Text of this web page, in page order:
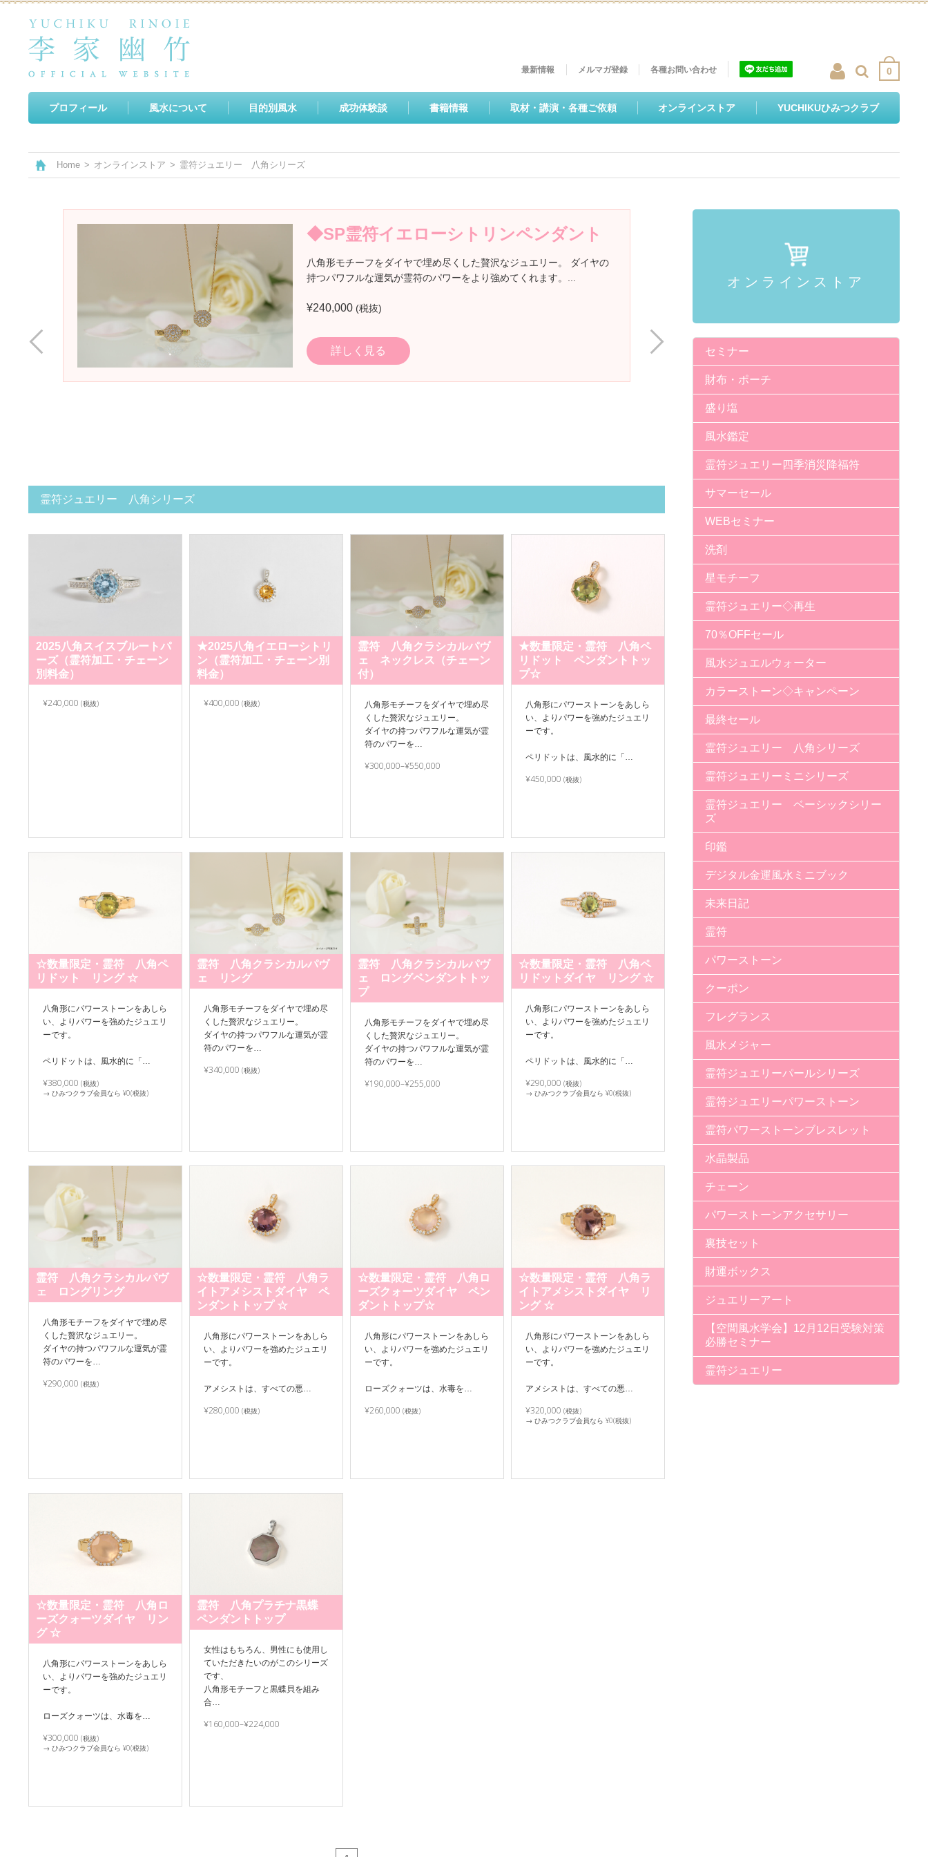
0
プロフィール 風水について 目的別風水 成功体験談 書籍情報 取材・講演・各種ご依頼 オンラインストア YUCHIKUひみつクラブ
最新情報 メルマガ登録 各種お問い合わせ
Home > オンラインストア > 霊符ジュエリー 八角シリーズ
◆SP霊符イエローシトリンペンダント
八角形モチーフをダイヤで埋め尽くした贅沢なジュエリー。 ダイヤの
持つパワフルな運気が霊符のパワーをより強めてくれます。...
¥240,000 (税抜)
詳しく見る
◆SP霊符アメジストペンダント
八角形モチーフをダイヤで埋め尽くした贅沢なジュエリー。 ダイヤの
持つパワフルな運気が霊符のパワーをより強めてくれます。...
¥450,000 (税抜)
詳しく見る
◆SP霊符アメジストリング
八角形モチーフをダイヤで埋め尽くした贅沢なジュエリー。 ダイヤの
持つパワフルな運気が霊符のパワーをより強めてくれます。...
¥480,000 (税抜)
詳しく見る
◆SP霊符八角ダイヤモンドリング
八角形モチーフをダイヤで埋め尽くした贅沢なジュエリー。 ダイヤの
持つパワフルな運気が霊符のパワーをより強めてくれます。...
¥490,000 (税抜)
詳しく見る
◆SP霊符八角ダイヤモンドペンダント
トップ
八角形モチーフをダイヤで埋め尽くした贅沢なジュエリー。 ダイヤの
◆霊符 八角ペリドットペンダントトッ
プ
八角形モチーフをダイヤで埋め尽くした贅沢なジュエリー。 ダイヤの
◆霊符 八角クラシカルパヴェ リン
グ
八角形モチーフをダイヤで埋め尽くした贅沢なジュエリー。 ダイヤの
保護中: ◆霊符 八角クラシカルパヴ
ェ ネックレス（チェーン付）
八角形モチーフをダイヤで埋め尽くした贅沢なジュエリー。 ダイヤの
風水重曹洗剤【ボトル1本＋レフィル10
本】
風水重曹洗剤【ボトル＋レフィルセッ
ト】（4セット）
風水重曹洗剤【ボトル＋レフィルセッ
ト】
風水重曹洗剤【単品ボトル】
¥2,600(税抜)
詳しく見る
李家幽竹オリジナル魯班尺 革カバー付
き
李家幽竹オリジナル魯班尺(風水メジャ
ー)
盛り塩(12個セット)
¥2,500(税抜)
詳しく見る
★2025八角イエローシトリン（霊符加
工・チェーン別料金）
2025八角スイスブルートパーズ（霊符加
工・チェーン別料金）
未来日記 Happy Future Diary 2025
¥5,800(税抜)
詳しく見る
2025八角モチーフ金運ミニ財布兼カード
ケース
2025八角モチーフ金運二つ折り財布
¥31,000(税抜)
詳しく見る
2025八角モチーフ金運長財布
¥32,000(税抜)
詳しく見る
2025八角モチーフ金運長財布＆ミニ財布
兼カードケースセット
男女兼用◇金運ミニ財布兼カードケース
2025
男女兼用◇金運長財布2025
¥25,000(税抜)
詳しく見る
男女兼用◇金運長財布2025 ＆ミニ財布兼
カードケース2025セット
【初登場！】2025金運招来！大富貴符カ
ード
2025金運招来！富貴符カード
¥10,728(税抜)
詳しく見る
四季消災降福符【秋】オーバルペンダン
トトップ（チェーン別売）
人気商品の四季消災符をいつも身に着けられるジュエリーにいたしまし
し、重ねて付けられるようにいたしております。 その季節、自分に降
どのようなことをしても避ける...
四季消災降福符【秋】オーバルブレスレ
ット
人気商品の四季消災符をいつも身に着けられるジュエリーにいたしまし
し、重ねて付けられるようにいたしております。 その季節、自分に降
どのようなことをしても避ける...
☆数量限定・霊符 八角ローズクォーツ
ダイヤ リング ☆
八角形にパワーストーンをあしらい、よりパワーを強めたジュエリーで
てくれるパワーと共に、女性を思い描く幸せへと導いてくれる運気が強
¥300,000
(税抜)
☆数量限定・霊符 八角ライトアメシス
トダイヤ リング ☆
八角形にパワーストーンをあしらい、よりパワーを強めたジュエリーで
さらに願いを現実にして叶える力が強くあります。...
¥320,000
(税抜)
→ ひみつクラブ会員なら ¥0(税抜)
☆数量限定・霊符 八角ライトアメシス
トダイヤ ペンダントトップ ☆
八角形にパワーストーンをあしらい、よりパワーを強めたジュエリーで
さらに願いを現実にして叶える力が強くあります。...
¥280,000 (税抜)
☆数量限定・霊符 八角ペリドットダイ
ヤ リング ☆
八角形にパワーストーンをあしらい、よりパワーを強めたジュエリーで
リドットの光の運気が、持つ人を希望へとつながる光の道に導いてくれ
り、人間関係や恋愛運、チャン...
☆数量限定・霊符 八角ペリドット リ
ング ☆
八角形にパワーストーンをあしらい、よりパワーを強めたジュエリーで
リドットの光の運気が、持つ人を希望へとつながる光の道に導いてくれ
り、人間関係や恋愛運、チャンスや...
★数量限定・霊符 八角ペリドット ペ
ンダントトップ☆
八角形にパワーストーンをあしらい、よりパワーを強めたジュエリーで
リドットの光の運気が、持つ人を希望へとつながる光の道に導いてくれ
り、人間関係や恋愛運、チャンスや...
☆数量限定・霊符 八角ローズクォーツ
ダイヤ ペンダントトップ☆
八角形にパワーストーンをあしらい、よりパワーを強めたジュエリーで
てくれるパワーと共に、女性を思い描く幸せへと導いてくれる運気が強
¥260,000 (税抜)
霊符 八角クラシカルパヴェ リング
八角形モチーフをダイヤで埋め尽くした贅沢なジュエリー。 ダイヤの
持つパワフルな運気が霊符のパワーをより強めてくれます。 ...
¥340,000 (税抜)
詳しく見る
霊符 八角プラチナ黒蝶 ペンダントト
ップ
女性はもちろん、男性にも使用していただきたいのがこのシリーズで
と、願いを具現化するパワーが強まります。 ...
¥160,000–¥224,000
霊符 八角クラシカルパヴェ ロングペ
ンダントトップ
八角形モチーフをダイヤで埋め尽くした贅沢なジュエリー。 ダイヤの
霊符 八角クラシカルパヴェ ネックレ
ス（チェーン付）
八角形モチーフをダイヤで埋め尽くした贅沢なジュエリー。 ダイヤの
霊符 八角クラシカルパヴェ ロングリ
ング
八角形モチーフをダイヤで埋め尽くした贅沢なジュエリー。 ダイヤの
パワーストーン印鑑 八角白水晶
¥71,000–¥78,000
詳しく見る
霊符ジュエリー 八角シリーズ
2025八角スイスブルートパ
ーズ（霊符加工・チェーン
別料金）
¥240,000 (税抜)
★2025八角イエローシトリ
ン（霊符加工・チェーン別
料金）
¥400,000 (税抜)
霊符 八角クラシカルパヴ
ェ ネックレス（チェーン
付）
八角形モチーフをダイヤで埋め尽
くした贅沢なジュエリー。
ダイヤの持つパワフルな運気が霊
符のパワーを…
¥300,000–¥550,000
★数量限定・霊符 八角ペ
リドット ペンダントトッ
プ☆
八角形にパワーストーンをあしら
い、よりパワーを強めたジュエリ
ーです。
ペリドットは、風水的に「…
¥450,000 (税抜)
☆数量限定・霊符 八角ペ
リドット リング ☆
八角形にパワーストーンをあしら
い、よりパワーを強めたジュエリ
ーです。
ペリドットは、風水的に「…
¥380,000 (税抜)
→ ひみつクラブ会員なら ¥0(税抜)
霊符 八角クラシカルパヴ
ェ リング
八角形モチーフをダイヤで埋め尽
くした贅沢なジュエリー。
ダイヤの持つパワフルな運気が霊
符のパワーを…
¥340,000 (税抜)
霊符 八角クラシカルパヴ
ェ ロングペンダントトッ
プ
八角形モチーフをダイヤで埋め尽
くした贅沢なジュエリー。
ダイヤの持つパワフルな運気が霊
符のパワーを…
¥190,000–¥255,000
☆数量限定・霊符 八角ペ
リドットダイヤ リング ☆
八角形にパワーストーンをあしら
い、よりパワーを強めたジュエリ
ーです。
ペリドットは、風水的に「…
¥290,000 (税抜)
→ ひみつクラブ会員なら ¥0(税抜)
霊符 八角クラシカルパヴ
ェ ロングリング
八角形モチーフをダイヤで埋め尽
くした贅沢なジュエリー。
ダイヤの持つパワフルな運気が霊
符のパワーを…
¥290,000 (税抜)
☆数量限定・霊符 八角ラ
イトアメシストダイヤ ペ
ンダントトップ ☆
八角形にパワーストーンをあしら
い、よりパワーを強めたジュエリ
ーです。
アメシストは、すべての悪…
¥280,000 (税抜)
☆数量限定・霊符 八角ロ
ーズクォーツダイヤ ペン
ダントトップ☆
八角形にパワーストーンをあしら
い、よりパワーを強めたジュエリ
ーです。
ローズクォーツは、水毒を…
¥260,000 (税抜)
☆数量限定・霊符 八角ラ
イトアメシストダイヤ リ
ング ☆
八角形にパワーストーンをあしら
い、よりパワーを強めたジュエリ
ーです。
アメシストは、すべての悪…
¥320,000 (税抜)
→ ひみつクラブ会員なら ¥0(税抜)
☆数量限定・霊符 八角ロ
ーズクォーツダイヤ リン
グ ☆
八角形にパワーストーンをあしら
い、よりパワーを強めたジュエリ
ーです。
ローズクォーツは、水毒を…
¥300,000 (税抜)
→ ひみつクラブ会員なら ¥0(税抜)
霊符 八角プラチナ黒蝶
ペンダントトップ
女性はもちろん、男性にも使用し
ていただきたいのがこのシリーズ
です、
八角形モチーフと黒蝶貝を組み
合…
¥160,000–¥224,000
オンラインストア
セミナー
財布・ポーチ
盛り塩
風水鑑定
霊符ジュエリー四季消災降福符
サマーセール
WEBセミナー
洗剤
星モチーフ
霊符ジュエリー◇再生
70％OFFセール
風水ジュエルウォーター
カラーストーン◇キャンペーン
最終セール
霊符ジュエリー 八角シリーズ
霊符ジュエリーミニシリーズ
霊符ジュエリー ベーシックシリー
ズ
印鑑
デジタル金運風水ミニブック
未来日記
霊符
パワーストーン
クーポン
フレグランス
風水メジャー
霊符ジュエリーパールシリーズ
霊符ジュエリーパワーストーン
霊符パワーストーンブレスレット
水晶製品
チェーン
パワーストーンアクセサリー
裏技セット
財運ボックス
ジュエリーアート
【空間風水学会】12月12日受験対策
必勝セミナー
霊符ジュエリー